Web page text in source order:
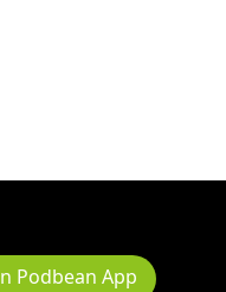
Podbean App